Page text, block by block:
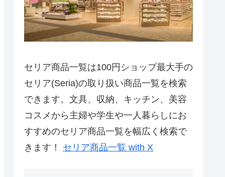
セリア商品一覧は100円ショップ最大手の
セリア(Seria)の取り扱い商品一覧を検索
できます。文具、収納、キッチン、美容
コスメから主婦や学生や一人暮らしにお
すすめのセリア商品一覧を幅広く検索で
きます！ セリア商品一覧 with X